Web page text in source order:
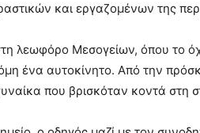
και εργαζομένων της
λεωφόρο Μεσογείων, όπου το
ένα αυτοκίνητο. Από την
που βρισκόταν κοντά στη